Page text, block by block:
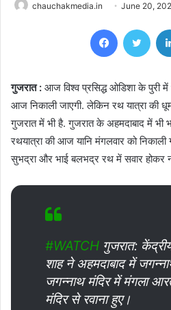
chauchakmedia.in June 20,
Facebook
गुजरात : आज विश्व प्रसिद्ध ओडिशा के पुरी
आज निकाली जाएगी. लेकिन रथ यात्रा की
गुजरात में भी है. गुजरात के अहमदाबाद में भी
रथयात्रा की आज यानि मंगलवार को
सुभद्रा और भाई बलभद्र रथ में सवार होकर
#WATCH गुजरात:
शाह ने अहमदाबाद में
जगन्नाथ मंदिर में मंगला
मंदिर से रवाना हुए।